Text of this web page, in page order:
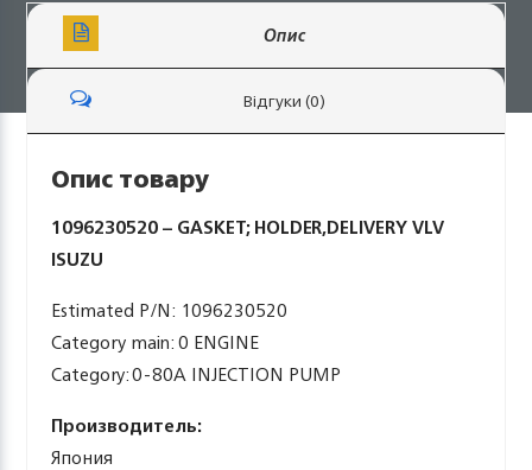
Опис
Відгуки (0)
Опис товару
1096230520 – GASKET; HOLDER,DELIVERY VLV
ISUZU
Estimated P/N: 1096230520
Category main: 0 ENGINE
Category: 0-80A INJECTION PUMP
Производитель:
Япония